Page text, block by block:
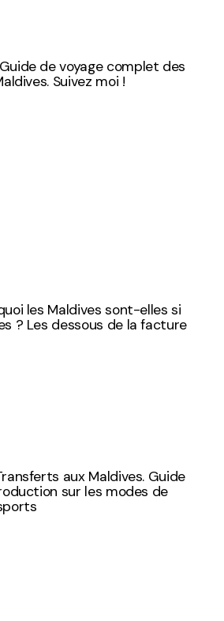
de voyage complet des
Suivez moi !
les Maldives sont-elles si
? Les dessous de la facture
aux Maldives. Guide
sur les modes de